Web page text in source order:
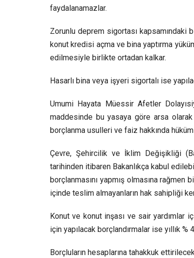
faydalanamazlar.
Zorunlu deprem sigortası
konut kredisi açma ve bina yaptırma
edilmesiyle birlikte ortadan kalkar.
Hasarlı bina veya işyeri sigortalı ise
Umumi Hayata Müessir Afetler
maddesinde bu yasaya göre arsa
borçlanma usulleri ve faiz hakkında
Çevre, Şehircilik ve İklim Değişikliği
tarihinden itibaren Bakanlıkça kabul
borçlanmasını yapmış olmasına rağmen
içinde teslim almayanların hak sahipliği
Konut ve konut inşası ve sair yardımlar
için yapılacak borçlandırmalar ise yıllık %
Borçluların hesaplarına tahakkuk